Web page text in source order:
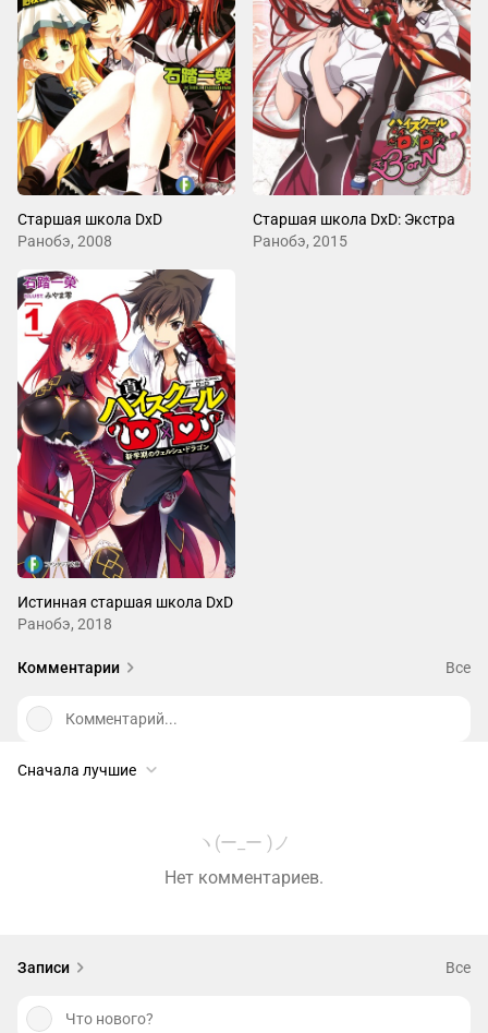
Старшая школа DxD
Ранобэ, 2008
Старшая школа DxD: Экстра
Ранобэ, 2015
Истинная старшая школа DxD
Ранобэ, 2018
Комментарии Все
Комментарий...
Сначала лучшие
ヽ(ー_ー )ノ
Нет комментариев.
Записи Все
Что нового?